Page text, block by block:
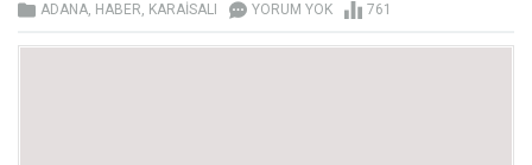
ADANA, HABER, KARAİSALI YORUM YOK 761